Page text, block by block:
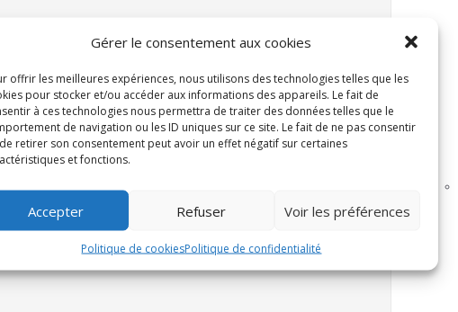
Gérer le consentement aux cookies
offrir les meilleures expériences, nous utilisons des technologies telles que les
pour stocker et/ou accéder aux informations des appareils. Le fait de
à ces technologies nous permettra de traiter des données telles que le
de navigation ou les ID uniques sur ce site. Le fait de ne pas consentir
retirer son consentement peut avoir un effet négatif sur certaines
et fonctions.
Accepter Refuser Voir les préférences
Politique de cookiesPolitique de confidentialité